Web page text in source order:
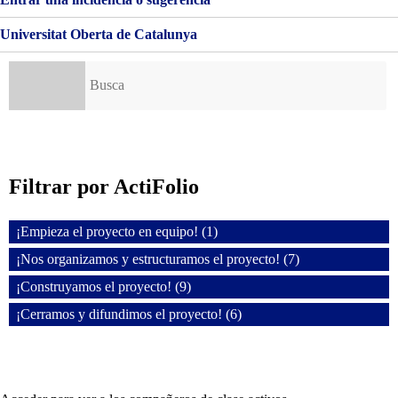
Universitat Oberta de Catalunya
Filtrar por ActiFolio
¡Empieza el proyecto en equipo! (1)
¡Nos organizamos y estructuramos el proyecto! (7)
¡Construyamos el proyecto! (9)
¡Cerramos y difundimos el proyecto! (6)